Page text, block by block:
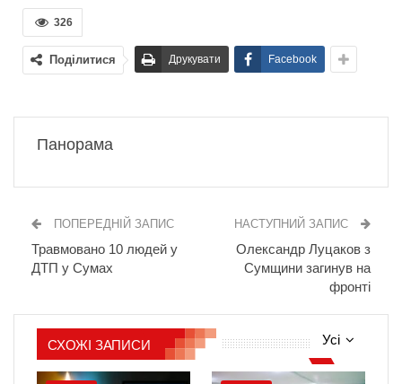
326
Поділитися Друкувати Facebook
Панорама
ПОПЕРЕДНІЙ ЗАПИС
Травмовано 10 людей у
ДТП у Сумах
НАСТУПНИЙ ЗАПИС
Олександр Луцаков з
Сумщини загинув на
фронті
Усі
СХОЖІ ЗАПИСИ